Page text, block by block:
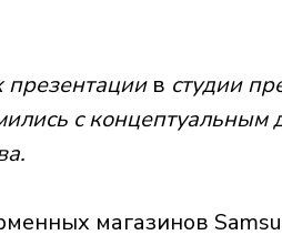
презентации в студии
с концептуальным
магазинов